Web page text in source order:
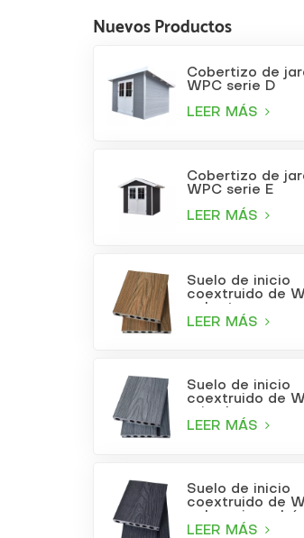
Nuevos Productos
Cobertizo de
WPC serie D
LEER MÁS
Cobertizo de
WPC serie E
LEER MÁS
Suelo de inicio
coextruido de
LEER MÁS
Suelo de inicio
coextruido de
LEER MÁS
Suelo de inicio
coextruido de
LEER MÁS